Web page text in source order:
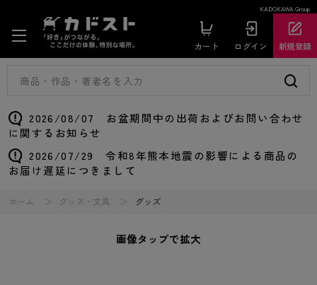
KADOKAWA Group
カート ログイン 新規登録
2026/08/07 お盆期間中の出荷およびお問い合わせ
に関するお知らせ
2026/07/29 令和8年熊本地震の影響による商品の
お届け遅延につきまして
ホーム グッズ・文具 グッズ
画像タップで拡大